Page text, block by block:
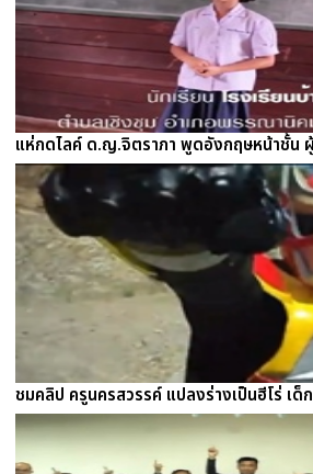
แห่กดไลค์ ด.ญ.จิตราภา พูดอังกฤษหน้าชั้น
ชมคลิป ครูนครสวรรค์ แปลงร่างเป็นฮีโร่ เด็